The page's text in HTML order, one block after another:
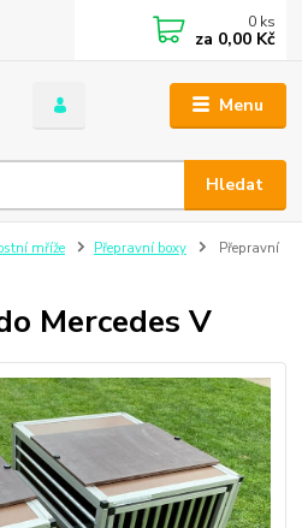
Menu
Hledat
0 ks
za 0,00 Kč
mříže Přepravní boxy
Přepravní
Mercedes V